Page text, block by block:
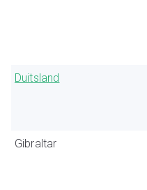
Duitsland
Gibraltar